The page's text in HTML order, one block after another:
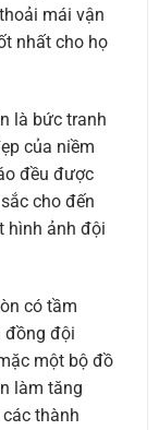
mái vận
nhất cho họ
là bức tranh
của niềm
đều được
cho đến
hình ảnh đội
có tầm
đồng đội
một bộ đồ
làm tăng
thành